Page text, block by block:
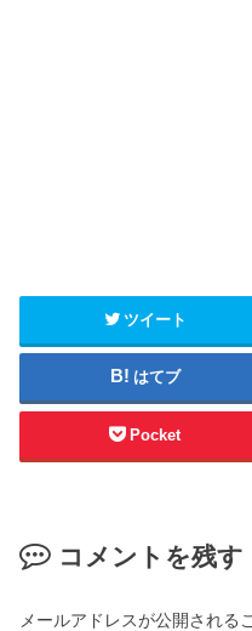
ツイート
はてブ
Pocket
コメントを残す
メールアドレスが公開される